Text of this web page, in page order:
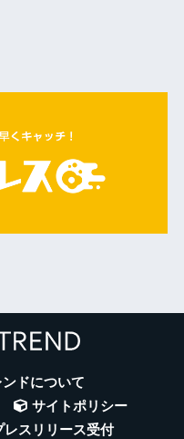
ドについて
サイトポリシー
レスリリース受付